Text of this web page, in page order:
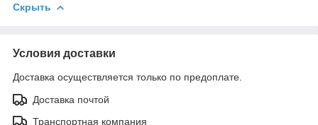
Скрыть
Условия доставки
Доставка осуществляется только по предоплате.
Доставка почтой
Транспортная компания